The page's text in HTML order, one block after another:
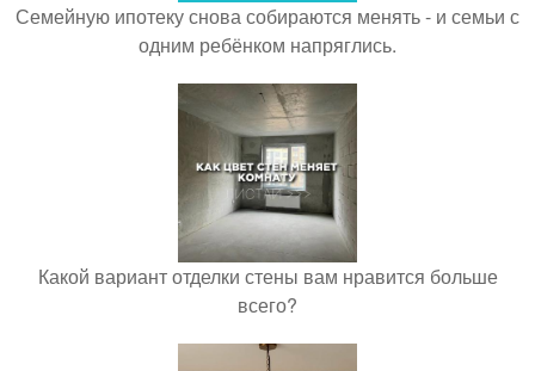
Семейную ипотеку снова собираются менять - и семьи с
одним ребёнком напряглись.
Какой вариант отделки стены вам нравится больше
всего?